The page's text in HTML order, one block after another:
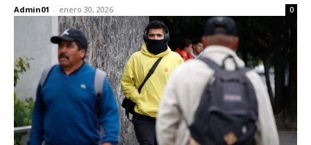
Admin01 - enero 30, 2026 0